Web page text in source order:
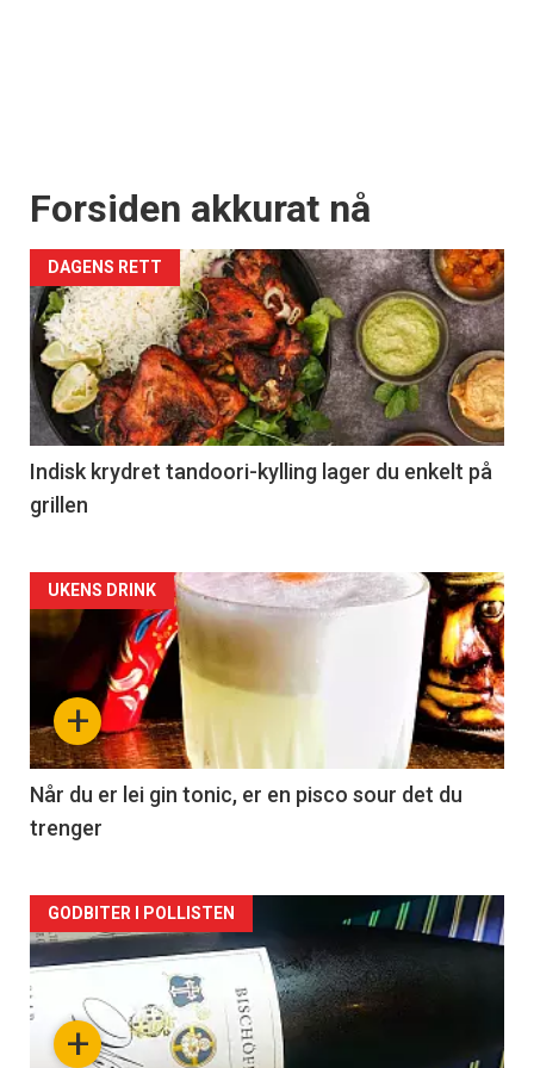
Forsiden akkurat nå
DAGENS RETT
Indisk krydret tandoori-kylling lager du enkelt på
grillen
Forsiden
akkurat
nå
-
2
+
UKENS DRINK
Når du er lei gin tonic, er en pisco sour det du
trenger
Forsiden
akkurat
nå+
GODBITER I POLLISTEN